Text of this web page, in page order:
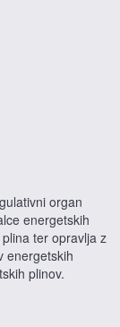
organ
energetskih
ter opravlja z
energetskih
plinov.